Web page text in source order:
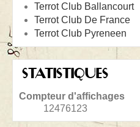
Terrot Club Ballancourt
Terrot Club De France
Terrot Club Pyreneen
STATISTIQUES
Compteur d'affichages
12476123